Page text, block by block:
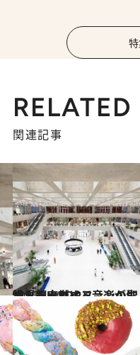
RELATED
関連記事
2023.4.10
世界を席巻する音楽が生まれるK-POPファンの聖地・龍山ガイド
旅＆お出かけ